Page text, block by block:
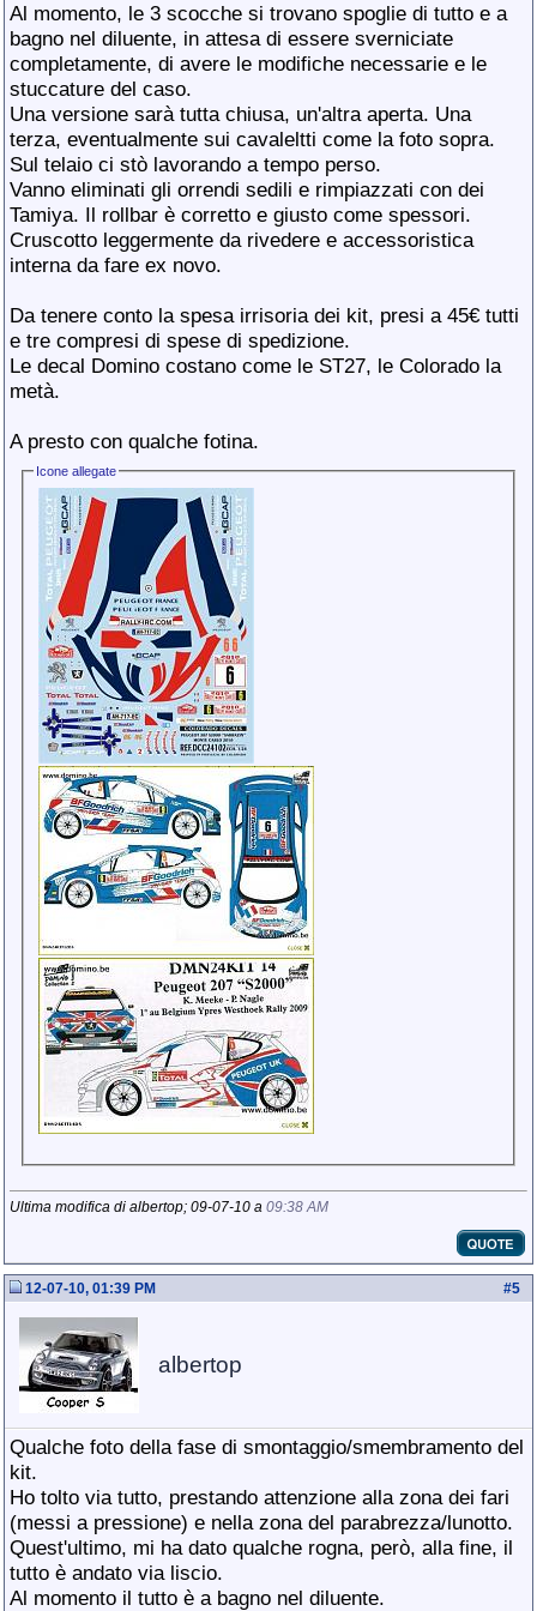
Al momento, le 3 scocche si trovano spoglie di tutto e a
bagno nel diluente, in attesa di essere sverniciate
completamente, di avere le modifiche necessarie e le
stuccature del caso.
Una versione sarà tutta chiusa, un'altra aperta. Una
terza, eventualmente sui cavaleltti come la foto sopra.
Sul telaio ci stò lavorando a tempo perso.
Vanno eliminati gli orrendi sedili e rimpiazzati con dei
Tamiya. Il rollbar è corretto e giusto come spessori.
Cruscotto leggermente da rivedere e accessoristica
interna da fare ex novo.
Da tenere conto la spesa irrisoria dei kit, presi a 45€ tutti
e tre compresi di spese di spedizione.
Le decal Domino costano come le ST27, le Colorado la
metà.
A presto con qualche fotina.
Icone allegate
Ultima modifica di albertop; 09-07-10 a 09:38 AM
#5
12-07-10, 01:39 PM
albertop
Qualche foto della fase di smontaggio/smembramento del
kit.
Ho tolto via tutto, prestando attenzione alla zona dei fari
(messi a pressione) e nella zona del parabrezza/lunotto.
Quest'ultimo, mi ha dato qualche rogna, però, alla fine, il
tutto è andato via liscio.
Al momento il tutto è a bagno nel diluente.